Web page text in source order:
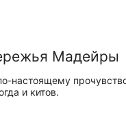
Мадейры
настоящему
и китов.